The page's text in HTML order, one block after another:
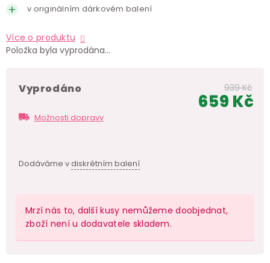
v originálním dárkovém balení
Více o produktu
Položka byla vyprodána…
Vyprodáno
Možnosti dopravy
Dodáváme vdiskrétním balení
939 Kč
659 Kč
Mrzí nás to, další kusy nemůžeme doobjednat,
zboží není u dodavatele skladem.